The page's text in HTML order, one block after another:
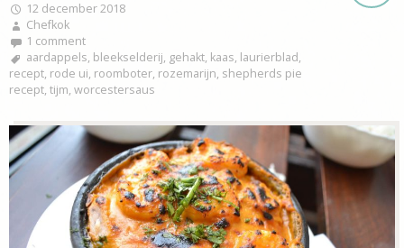
12 december 2018
Chefkok
1 comment
aardappels, bleekselderij, gehakt, kaas, laurierblad,
recept, rode ui, roomboter, rozemarijn, shepherds pie
recept, tijm, worcestersaus